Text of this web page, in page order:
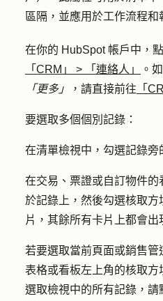
區隔，並應用於工作流程和
在你的 HubSpot 帳戶中，
「CRM」
> 「連絡人」
。
「更多」
，請直接前往 「
要選取多個個別記錄：
在清單檢視中，勾選記錄旁
在交易、票證或自訂物件
於記錄上，然後勾選核取方
片，其餘所有卡片上都會出
若要選取當前頁面或銷售
表格或看板左上角的核取方
選取檢視中的所有記錄，請